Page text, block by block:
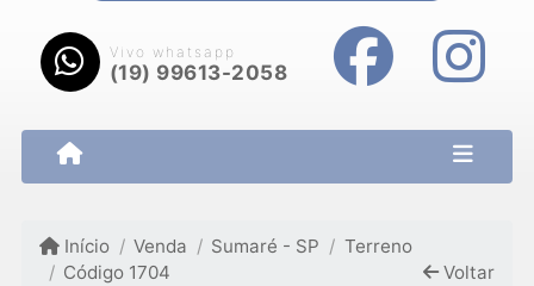
Vivo whatsapp
(19) 99613-2058
Início Venda Sumaré - SP
Terreno
Código 1704
Voltar